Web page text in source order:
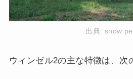
出典: snow
ウィンゼル2の主な特徴は、次